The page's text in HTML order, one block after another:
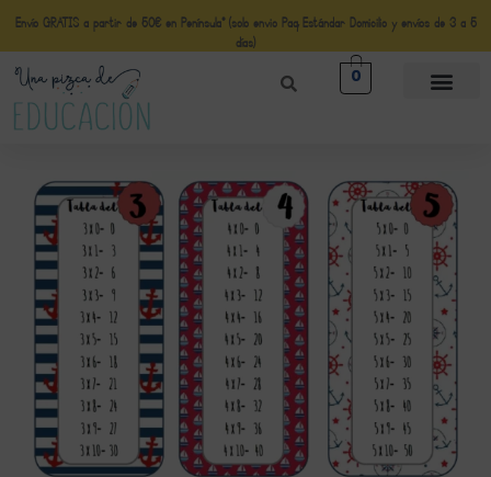
Envío GRATIS a partir de 50€ en Península* (solo envio Paq Estándar Domicilio y envíos de 3 a 5
días)
0